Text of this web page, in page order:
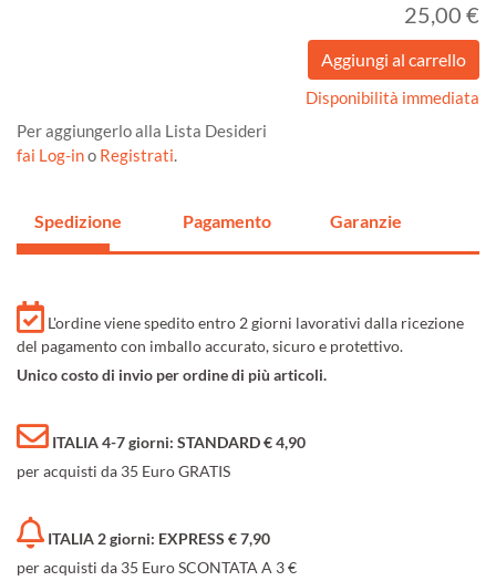
25,00 €
Disponibilità immediata
Per aggiungerlo alla Lista Desideri
fai Log-ino Registrati.
Spedizione Pagamento Garanzie
L'ordine viene spedito entro 2 giorni lavorativi dalla ricezione
del pagamento con imballo accurato, sicuro e protettivo.
Unico costo di invio per ordine di più articoli.
ITALIA 4-7 giorni: STANDARD € 4,90
per acquisti da 35 Euro GRATIS
ITALIA 2 giorni: EXPRESS € 7,90
per acquisti da 35 Euro SCONTATA A 3 €